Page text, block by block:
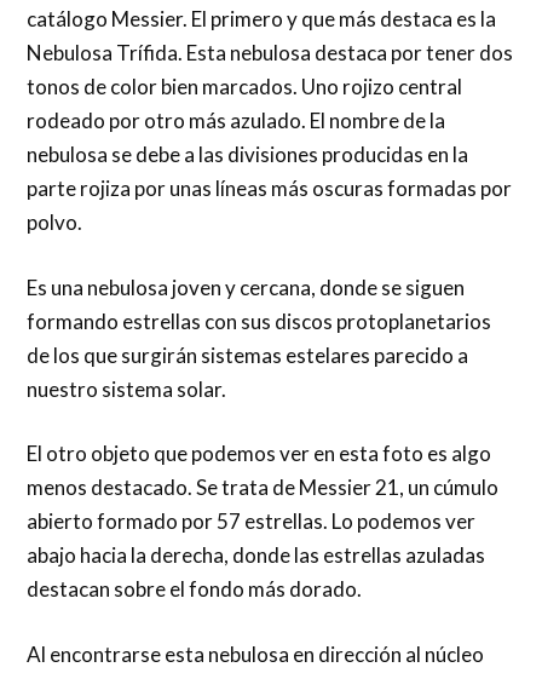
catálogo Messier. El primero y que más destaca es la
Nebulosa Trífida. Esta nebulosa destaca por tener dos
tonos de color bien marcados. Uno rojizo central
rodeado por otro más azulado. El nombre de la
nebulosa se debe a las divisiones producidas en la
parte rojiza por unas líneas más oscuras formadas por
polvo.
Es una nebulosa joven y cercana, donde se siguen
formando estrellas con sus discos protoplanetarios
de los que surgirán sistemas estelares parecido a
nuestro sistema solar.
El otro objeto que podemos ver en esta foto es algo
menos destacado. Se trata de Messier 21, un cúmulo
abierto formado por 57 estrellas. Lo podemos ver
abajo hacia la derecha, donde las estrellas azuladas
destacan sobre el fondo más dorado.
Al encontrarse esta nebulosa en dirección al núcleo